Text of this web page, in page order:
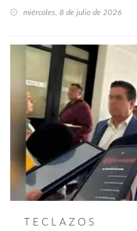
miércoles, 8 de julio de 2026
T E C L A Z O S